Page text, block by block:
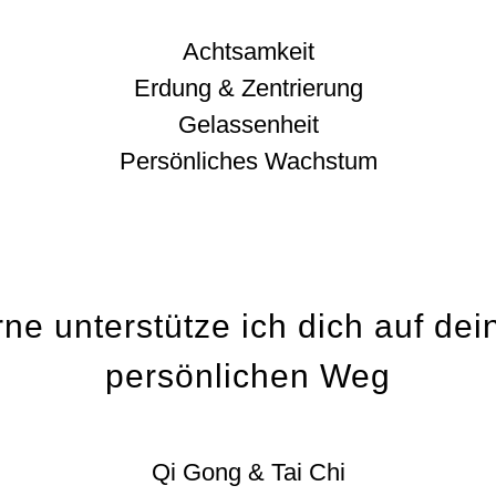
Achtsamkeit
Erdung & Zentrierung
Gelassenheit
Persönliches Wachstum
unterstütze ich dich auf
persönlichen Weg
Qi Gong & Tai Chi